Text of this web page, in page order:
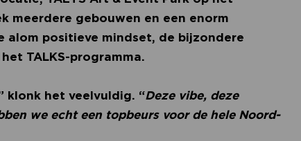
meerdere gebouwen en een enorm
alom positieve mindset, de bijzondere
TALKS-programma.
klonk het veelvuldig. “Deze vibe, deze
we echt een topbeurs voor de hele Noord-